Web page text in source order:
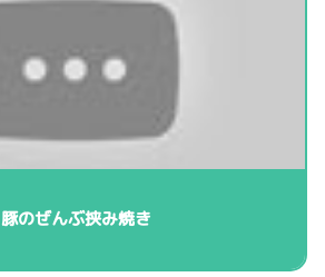
豚のぜんぶ挟み焼き